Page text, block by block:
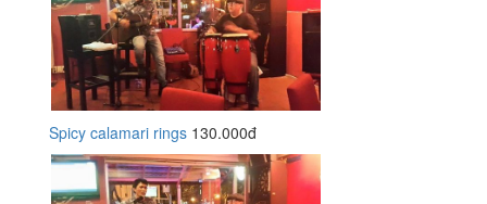
Spicy calamari rings 130.000đ